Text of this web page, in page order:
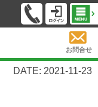
お問合せ
DATE: 2021-11-23